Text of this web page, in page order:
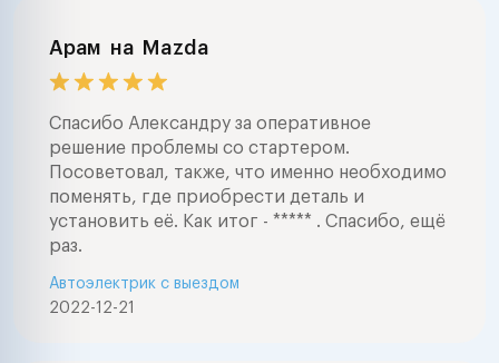
Арам на Mazda
Спасибо Александру за оперативное
решение проблемы со стартером.
Посоветовал, также, что именно необходимо
поменять, где приобрести деталь и
установить её. Как итог - ***** . Спасибо, ещё
раз.
2022-12-21
Автоэлектрик с выездом